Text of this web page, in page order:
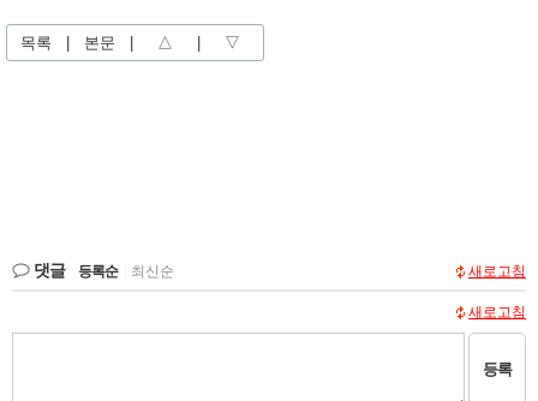
목록 본문 △ ▽
댓글 등록순 최신순 새로고침
새로고침
등록